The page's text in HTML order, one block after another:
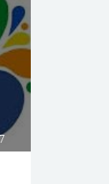
7